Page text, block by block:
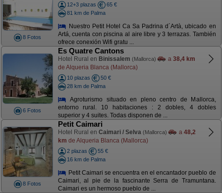
8 Fotos
12+3 plazas
65 €
81 km de Palma
Nuestro Petit Hotel Ca Sa Padrina d´Artà, ubicado en
Artá, cuenta con piscina al aire libre y 3 terrazas. También
ofrece conexión Wifi gratu ...
6 Fotos
Es Quatre Cantons
Hotel Rural en Binissalem (Mallorca) a 38,4 km
de Alqueria Blanca (Mallorca)
10 plazas
50 €
28 km de Palma
Agroturismo situado en pleno centro de Mallorca,
entorno rural. 10 habitaciones : 2 dobles, 4 dobles
superior y 4 suites. Todas disponen de ...
8 Fotos
Petit Caimari
Hotel Rural en Caimari / Selva (Mallorca) a 48,2
km de Alqueria Blanca (Mallorca)
2 plazas
55 €
16 km de Palma
Petit Caimari se encuentra en el encantador pueblo de
Caimari, al pie de la fascinante Serra de Tramuntana.
Caimari es un hermoso pueblo de ...